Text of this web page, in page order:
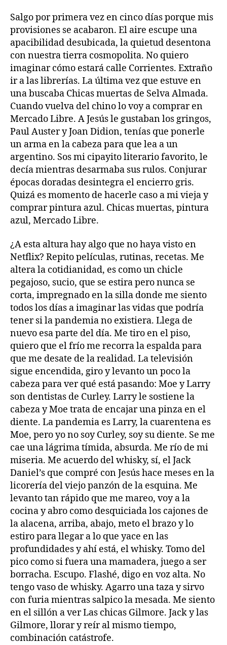
Salgo por primera vez en cinco días porque mis
provisiones se acabaron. El aire escupe una
apacibilidad desubicada, la quietud desentona
con nuestra tierra cosmopolita. No quiero
imaginar cómo estará calle Corrientes. Extraño
ir a las librerías. La última vez que estuve en
una buscaba Chicas muertas de Selva Almada.
Cuando vuelva del chino lo voy a comprar en
Mercado Libre. A Jesús le gustaban los gringos,
Paul Auster y Joan Didion, tenías que ponerle
un arma en la cabeza para que lea a un
argentino. Sos mi cipayito literario favorito, le
decía mientras desarmaba sus rulos. Conjurar
épocas doradas desintegra el encierro gris.
Quizá es momento de hacerle caso a mi vieja y
comprar pintura azul. Chicas muertas, pintura
azul, Mercado Libre.
¿A esta altura hay algo que no haya visto en
Netflix? Repito películas, rutinas, recetas. Me
altera la cotidianidad, es como un chicle
pegajoso, sucio, que se estira pero nunca se
corta, impregnado en la silla donde me siento
todos los días a imaginar las vidas que podría
tener si la pandemia no existiera. Llega de
nuevo esa parte del día. Me tiro en el piso,
quiero que el frío me recorra la espalda para
que me desate de la realidad. La televisión
sigue encendida, giro y levanto un poco la
cabeza para ver qué está pasando: Moe y Larry
son dentistas de Curley. Larry le sostiene la
cabeza y Moe trata de encajar una pinza en el
diente. La pandemia es Larry, la cuarentena es
Moe, pero yo no soy Curley, soy su diente. Se me
cae una lágrima tímida, absurda. Me río de mi
miseria. Me acuerdo del whisky, sí, el Jack
Daniel’s que compré con Jesús hace meses en la
licorería del viejo panzón de la esquina. Me
levanto tan rápido que me mareo, voy a la
cocina y abro como desquiciada los cajones de
la alacena, arriba, abajo, meto el brazo y lo
estiro para llegar a lo que yace en las
profundidades y ahí está, el whisky. Tomo del
pico como si fuera una mamadera, juego a ser
borracha. Escupo. Flashé, digo en voz alta. No
tengo vaso de whisky. Agarro una taza y sirvo
con furia mientras salpico la mesada. Me siento
en el sillón a ver Las chicas Gilmore. Jack y las
Gilmore, llorar y reír al mismo tiempo,
combinación catástrofe.